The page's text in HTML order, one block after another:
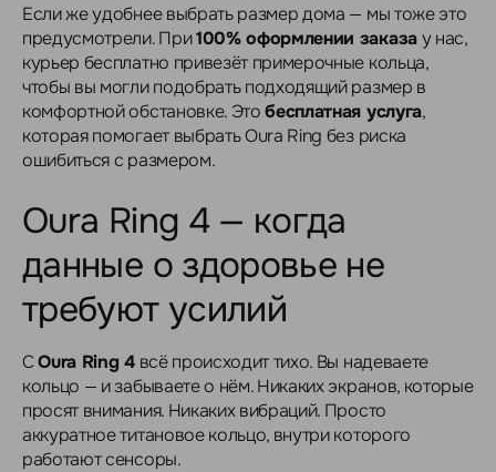
Если же удобнее выбрать размер дома — мы тоже это
предусмотрели. При100% оформлении заказау нас,
курьер бесплатно привезёт примерочные кольца,
чтобы вы могли подобрать подходящий размер в
комфортной обстановке. Этобесплатная услуга,
которая помогает выбрать Oura Ring без риска
ошибиться с размером.
Oura Ring 4 — когда
данные о здоровье не
требуют усилий
СOura Ring 4всё происходит тихо. Вы надеваете
кольцо — и забываете о нём. Никаких экранов, которые
просят внимания. Никаких вибраций. Просто
аккуратное титановое кольцо, внутри которого
работают сенсоры.